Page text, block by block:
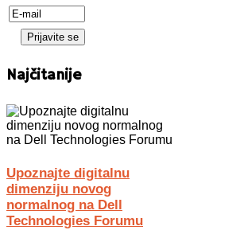
Najčitanije
Upoznajte digitalnu
dimenziju novog
normalnog na Dell
Technologies Forumu